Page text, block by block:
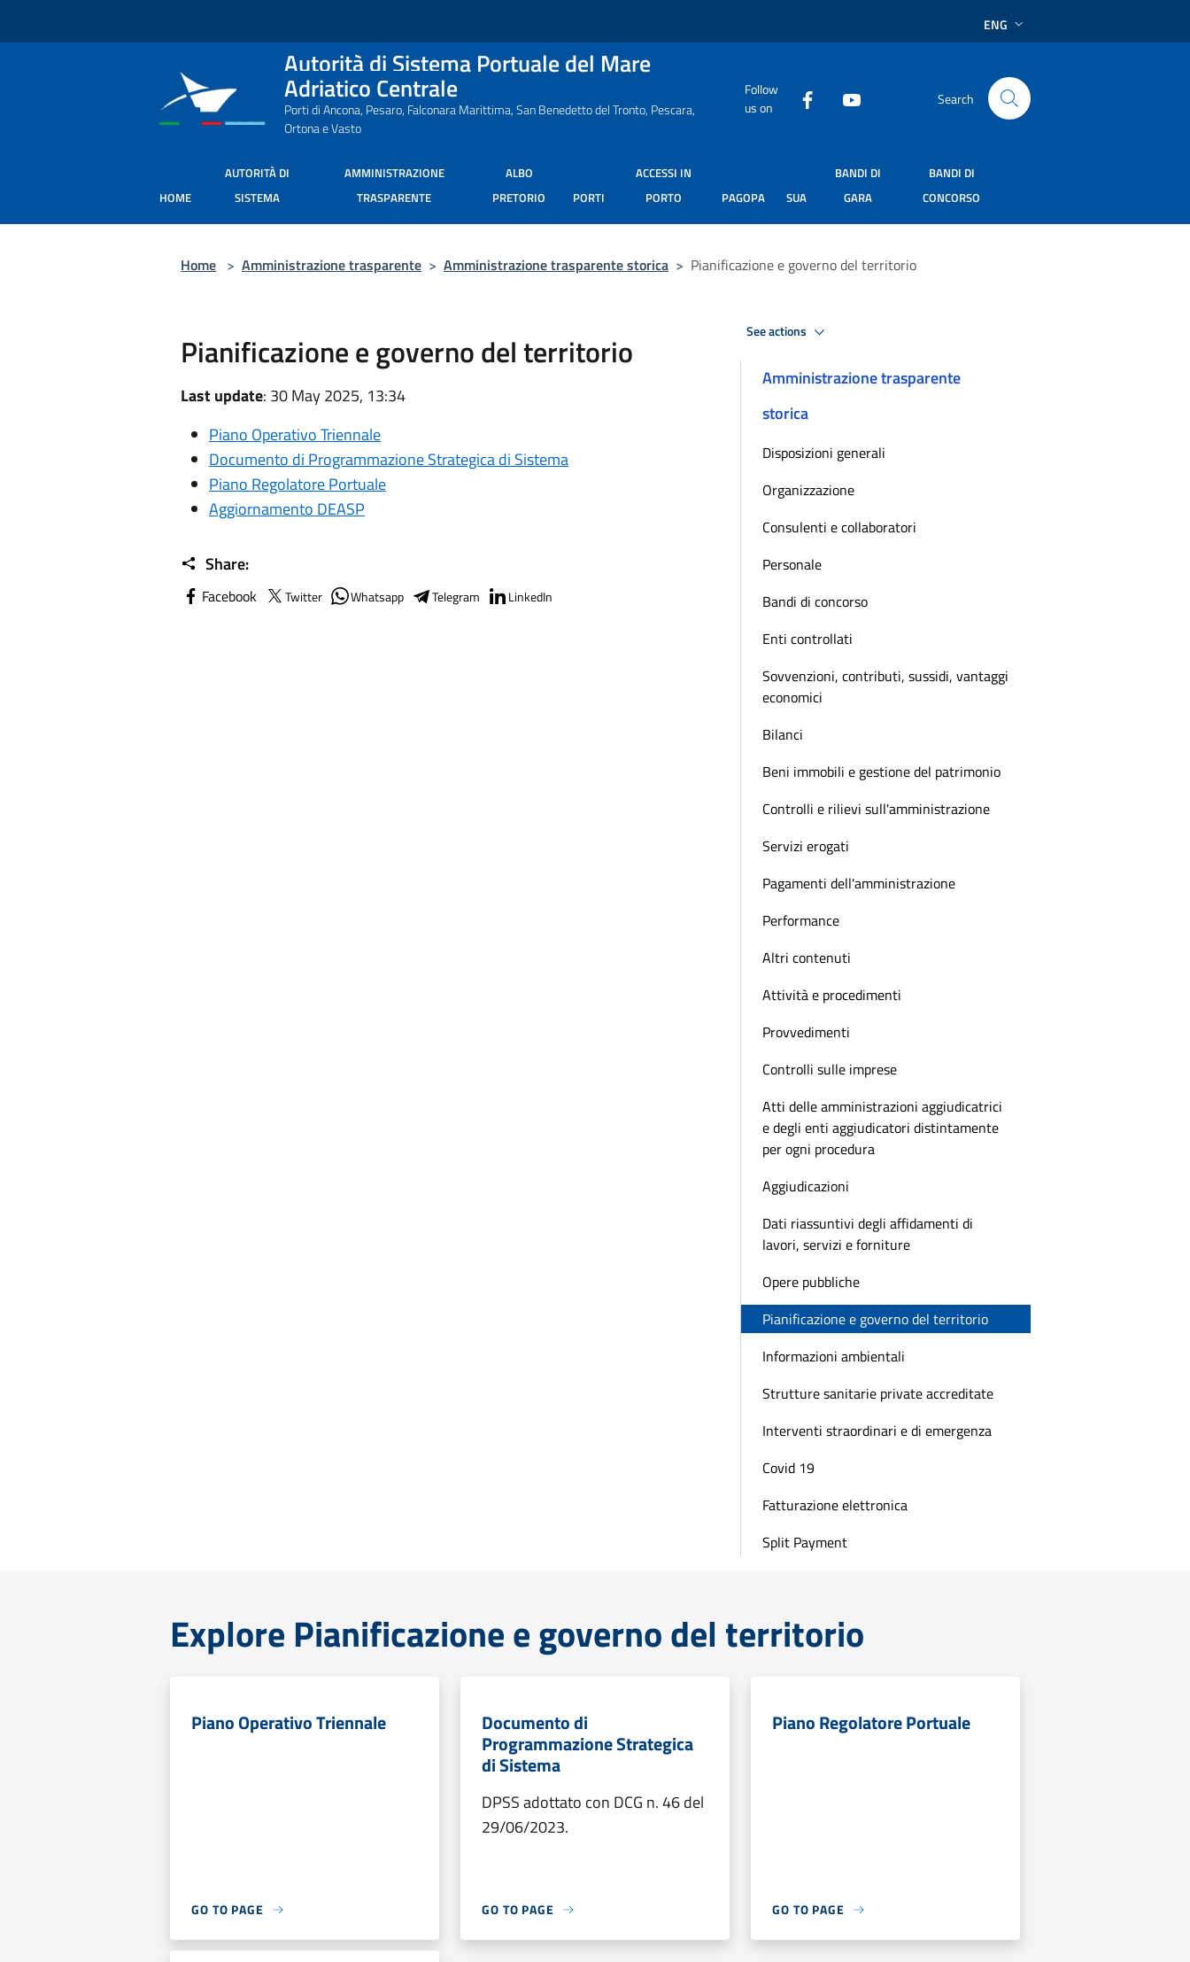
ENG
Autorità di Sistema Portuale del Mare
Adriatico Centrale
Porti di Ancona, Pesaro, Falconara Marittima, San Benedetto del Tronto, Pescara,
Ortona e Vasto
Follow
us on
Search
HOME
AUTORITÀ DI
SISTEMA
AMMINISTRAZIONE
TRASPARENTE
ALBO
PRETORIO
PORTI
ACCESSI IN
PORTO
PAGOPA SUA
BANDI DI
GARA
BANDI DI
CONCORSO
Home > Amministrazione trasparente > Amministrazione trasparente storica > Pianificazione e governo del territorio
Pianificazione e governo del territorio
Last update: 30 May 2025, 13:34
Piano Operativo Triennale
Documento di Programmazione Strategica di Sistema
Piano Regolatore Portuale
Aggiornamento DEASP
Share:
Facebook Twitter Whatsapp Telegram LinkedIn
See actions
Amministrazione trasparente
storica
Disposizioni generali
Organizzazione
Consulenti e collaboratori
Personale
Bandi di concorso
Enti controllati
Sovvenzioni, contributi, sussidi, vantaggi
economici
Bilanci
Beni immobili e gestione del patrimonio
Controlli e rilievi sull'amministrazione
Servizi erogati
Pagamenti dell'amministrazione
Performance
Altri contenuti
Attività e procedimenti
Provvedimenti
Controlli sulle imprese
Atti delle amministrazioni aggiudicatrici
e degli enti aggiudicatori distintamente
per ogni procedura
Aggiudicazioni
Dati riassuntivi degli affidamenti di
lavori, servizi e forniture
Opere pubbliche
Pianificazione e governo del territorio
Informazioni ambientali
Strutture sanitarie private accreditate
Interventi straordinari e di emergenza
Covid 19
Fatturazione elettronica
Split Payment
Explore Pianificazione e governo del territorio
Piano Operativo Triennale
GO TO PAGE
Documento di
Programmazione Strategica
di Sistema
DPSS adottato con DCG n. 46 del
29/06/2023.
GO TO PAGE
Piano Regolatore Portuale
GO TO PAGE